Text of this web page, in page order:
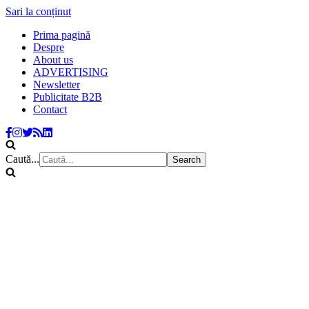
Sari la conținut
Prima pagină
Despre
About us
ADVERTISING
Newsletter
Publicitate B2B
Contact
Caută...